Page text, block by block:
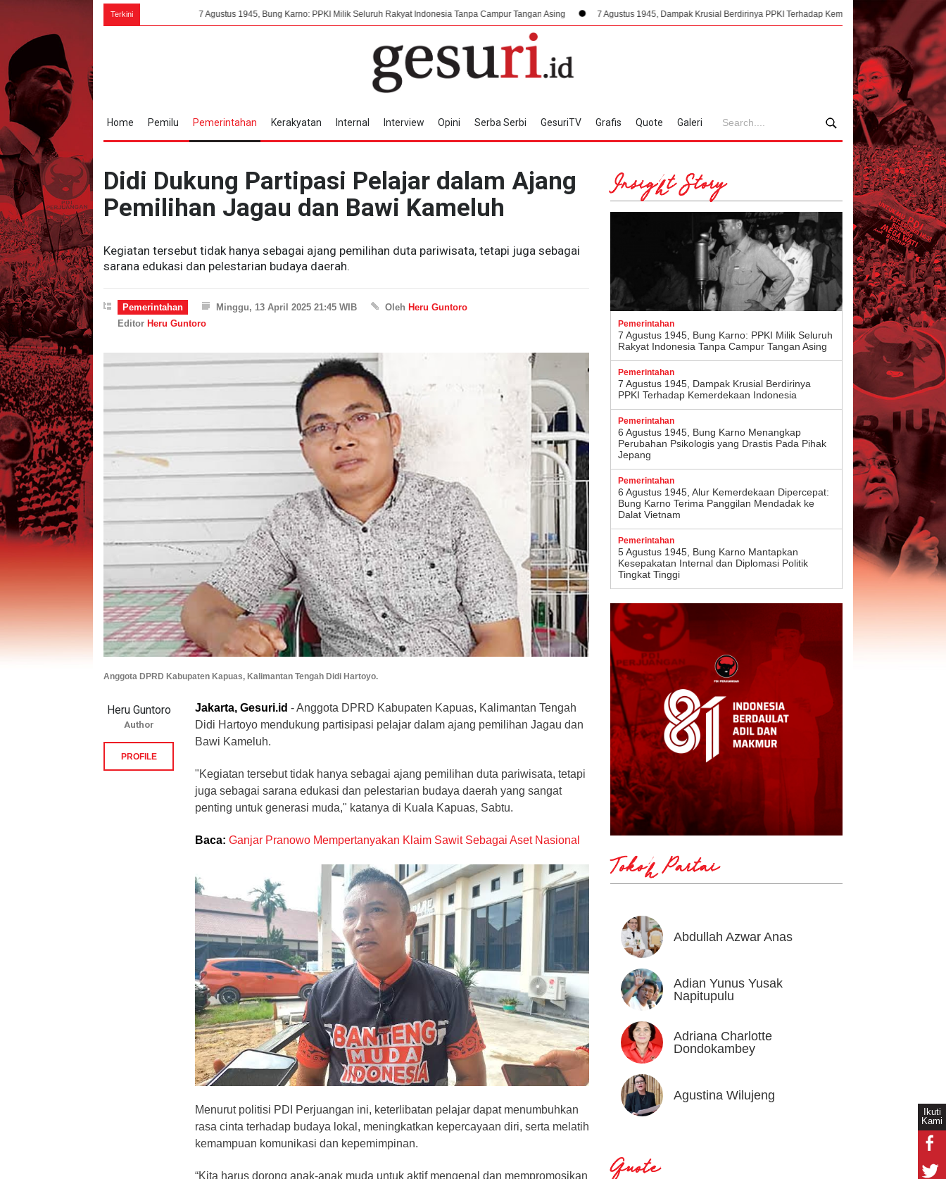
Ikuti
Kami
Terkini7 Agustus 1945, Bung Karno: PPKI Milik Seluruh Rakyat Indonesia Tanpa Campur Tangan Asing 7 Agustus 1945, Dampak Krusial Berdirinya PPKI Terhadap Kemerdekaan Indonesia Mengorkestrasi
Home Pemilu Pemerintahan Kerakyatan Internal Interview Opini Serba Serbi GesuriTV Grafis Quote Galeri
Didi Dukung Partipasi Pelajar dalam Ajang
Pemilihan Jagau dan Bawi Kameluh
Kegiatan tersebut tidak hanya sebagai ajang pemilihan duta pariwisata, tetapi juga sebagai
sarana edukasi dan pelestarian budaya daerah.
Pemerintahan Minggu, 13 April 2025 21:45 WIB Oleh Heru Guntoro
Editor Heru Guntoro
Anggota DPRD Kabupaten Kapuas, Kalimantan Tengah Didi Hartoyo.
Jakarta, Gesuri.id - Anggota DPRD Kabupaten Kapuas, Kalimantan Tengah
Didi Hartoyo mendukung partisipasi pelajar dalam ajang pemilihan Jagau dan
Bawi Kameluh.
"Kegiatan tersebut tidak hanya sebagai ajang pemilihan duta pariwisata, tetapi
juga sebagai sarana edukasi dan pelestarian budaya daerah yang sangat
penting untuk generasi muda," katanya di Kuala Kapuas, Sabtu.
Baca: Ganjar Pranowo Mempertanyakan Klaim Sawit Sebagai Aset Nasional
Menurut politisi PDI Perjuangan ini, keterlibatan pelajar dapat menumbuhkan
rasa cinta terhadap budaya lokal, meningkatkan kepercayaan diri, serta melatih
kemampuan komunikasi dan kepemimpinan.
“Kita harus dorong anak-anak muda untuk aktif mengenal dan mempromosikan
Heru Guntoro
Author
PROFILE
Insight Story
Pemerintahan
7 Agustus 1945, Bung Karno: PPKI Milik Seluruh
Rakyat Indonesia Tanpa Campur Tangan Asing
Pemerintahan
7 Agustus 1945, Dampak Krusial Berdirinya
PPKI Terhadap Kemerdekaan Indonesia
Pemerintahan
6 Agustus 1945, Bung Karno Menangkap
Perubahan Psikologis yang Drastis Pada Pihak
Jepang
Pemerintahan
6 Agustus 1945, Alur Kemerdekaan Dipercepat:
Bung Karno Terima Panggilan Mendadak ke
Dalat Vietnam
Pemerintahan
5 Agustus 1945, Bung Karno Mantapkan
Kesepakatan Internal dan Diplomasi Politik
Tingkat Tinggi
Tokoh Partai
Abdullah Azwar Anas
Adian Yunus Yusak
Napitupulu
Adriana Charlotte
Dondokambey
Agustina Wilujeng
Quote